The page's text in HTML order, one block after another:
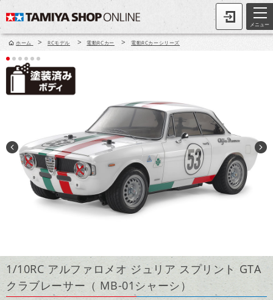
メニュー
ホーム > RCモデル > 電動RCカー > 電動RCカーシリーズ
1/10RC アルファロメオ ジュリア スプリント GTA
クラブレーサー（ MB-01シャーシ）